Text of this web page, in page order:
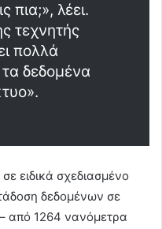
πια;», λέει.
τεχνητής
πολλά
δεδομένα
ειδικά σχεδιασμένο
δεδομένων σε
από 1264 νανόμετρα